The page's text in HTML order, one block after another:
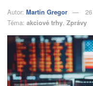
Autor: Martin Gregor
Téma: akciové trhy, Zprávy